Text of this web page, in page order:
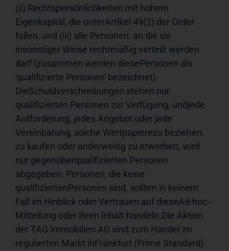
(ii) Rechtspersönlichkeiten mit hohem
Eigenkapital, die unterArtikel 49(2) der Order
fallen, und (iii) alle Personen, an die sie
insonstiger Weise rechtmäßig verteilt werden
darf (zusammen werden diesePersonen als
'qualifizierte Personen' bezeichnet).
DieSchuldverschreibungen stehen nur
qualifizierten Personen zur Verfügung, undjede
Aufforderung, jedes Angebot oder jede
Vereinbarung, solche Wertpapierezu beziehen,
zu kaufen oder anderweitig zu erwerben, wird
nur gegenüberqualifizierten Personen
abgegeben. Personen, die keine
qualifiziertenPersonen sind, sollten in keinem
Fall im Hinblick oder Vertrauen auf dieseAd-hoc-
Mitteilung oder ihren Inhalt handeln.Die Aktien
der TAG Immobilien AG sind zum Handel im
regulierten Markt inFrankfurt (Prime Standard)